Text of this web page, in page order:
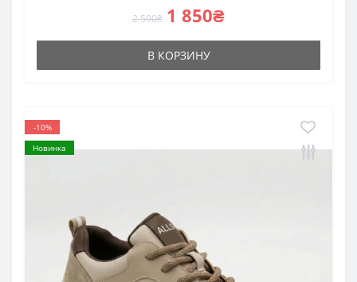
2 590₴ 1 850₴
В КОРЗИНУ
-10%
Новинка